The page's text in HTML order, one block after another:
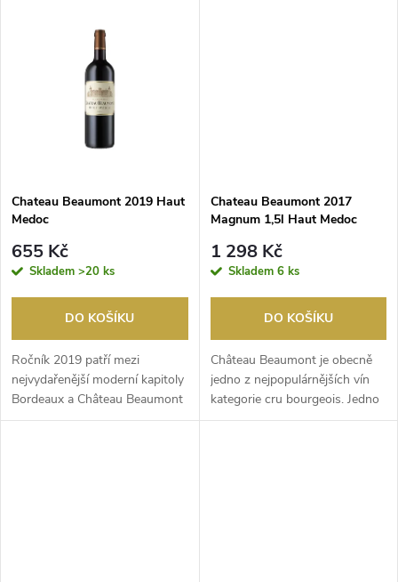
Chateau Beaumont 2019 Haut
Medoc
655 Kč
Skladem >20 ks
DO KOŠÍKU
Ročník 2019 patří mezi
nejvydařenější moderní kapitoly
Bordeaux a Château Beaumont
v něm naplno ukaz...
Chateau Beaumont 2017
Magnum 1,5l Haut Medoc
1 298 Kč
Skladem 6 ks
DO KOŠÍKU
Château Beaumont je obecně
jedno z nejpopulárnějších vín
kategorie cru bourgeois. Jedno
z emblematic...